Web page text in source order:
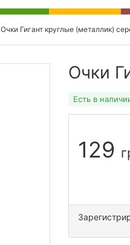
Очки Гигант круглые (металлик)
Очки
Есть в
129